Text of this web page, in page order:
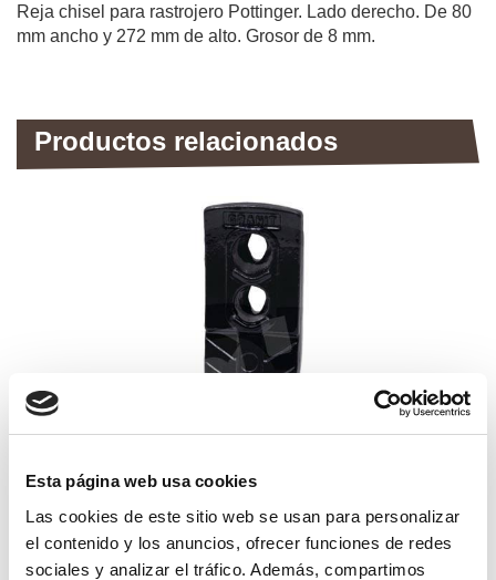
Esta página web usa cookies
Las cookies de este sitio web se usan para personalizar
el contenido y los anuncios, ofrecer funciones de redes
sociales y analizar el tráfico. Además, compartimos
Reja chisel para rastrojero Pottinger. Lado derecho. De 80
mm ancho y 272 mm de alto. Grosor de 8 mm.
Productos relacionados
reja chisel rastrojero pottinger